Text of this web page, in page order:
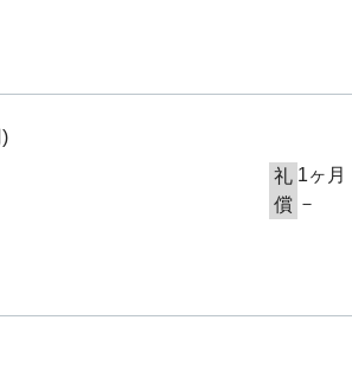
)
礼 1ヶ月
償 －